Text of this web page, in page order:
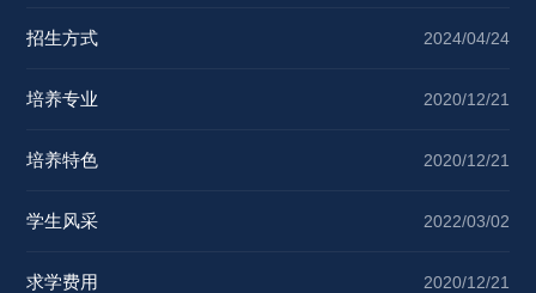
招生方式 2024/04/24
培养专业 2020/12/21
培养特色 2020/12/21
学生风采 2022/03/02
求学费用 2020/12/21